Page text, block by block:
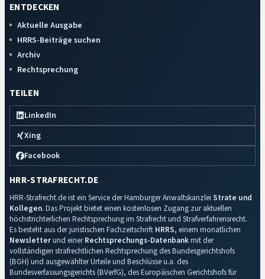
ENTDECKEN
Aktuelle Ausgabe
HRRS-Beiträge suchen
Archiv
Rechtsprechung
TEILEN
LinkedIn
Xing
Facebook
HRR-STRAFRECHT.DE
HRR-Strafrecht.de ist ein Service der Hamburger Anwaltskanzlei Strate und
Kollegen. Das Projekt bietet einen kostenlosen Zugang zur aktuellen
höchstrichterlichen Rechtsprechung im Strafrecht und Strafverfahrensrecht.
Es besteht aus der juristischen Fachzeitschrift HRRS, einem monatlichen
Newsletterund einerRechtsprechungs-Datenbankmit der
vollständigen strafrechtlichen Rechtsprechung des Bundesgerichtshofs
(BGH) und ausgewählter Urteile und Beschlüsse u.a. des
Bundesverfassungsgerichts (BVerfG), des Europäischen Gerichtshofs für